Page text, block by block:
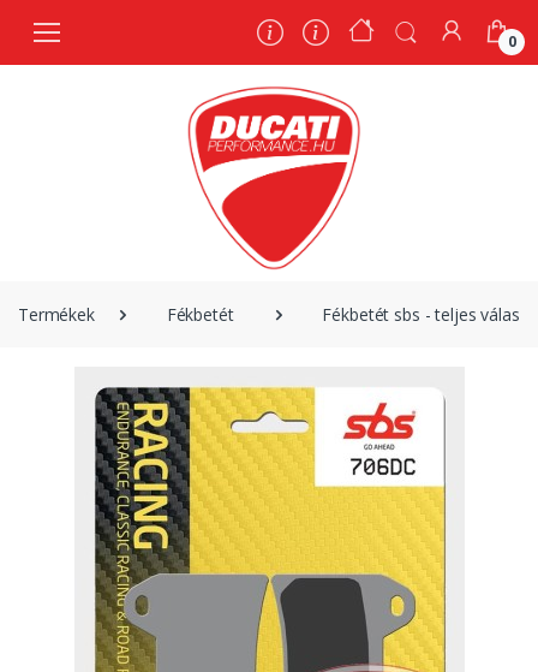
0
Termékek Fékbetét Fékbetét sbs - teljes
0